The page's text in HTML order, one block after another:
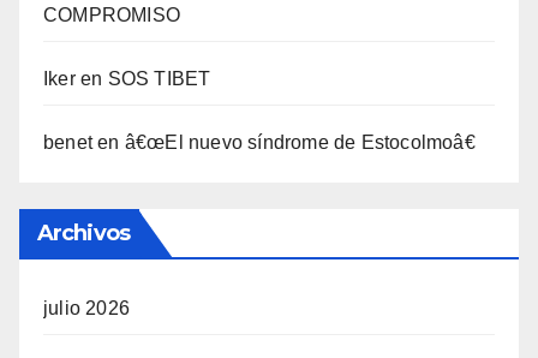
COMPROMISO
Ikeren SOS TIBET
beneten â€œEl nuevo sí­ndrome de Estocolmoâ€
Archivos
julio 2026